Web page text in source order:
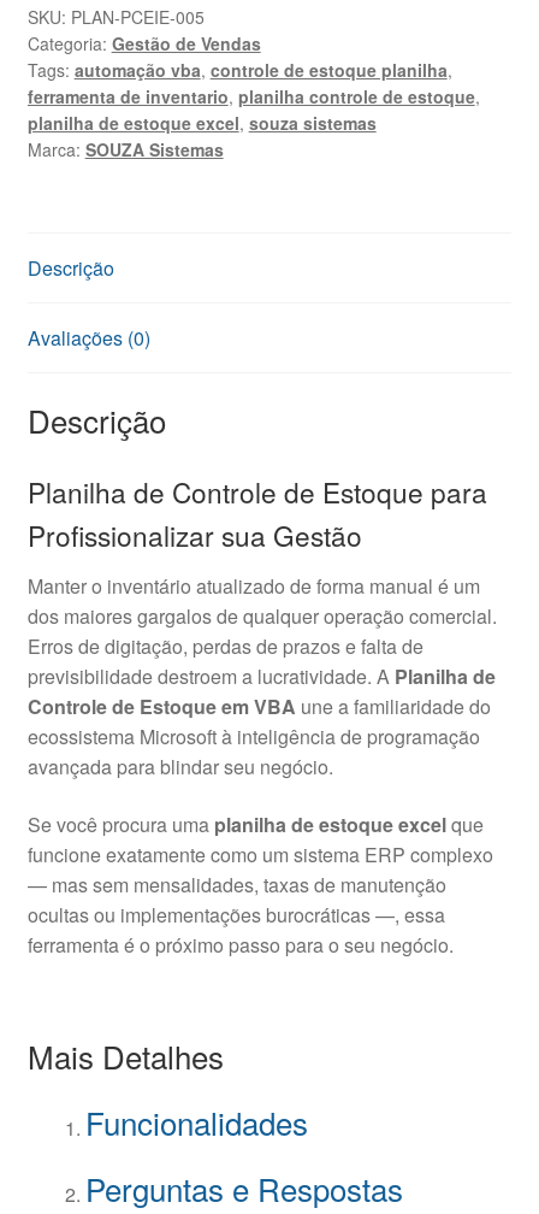
Estoque
em
Excel
VBA
|
SOUZA
SKU: PLAN-PCEIE-005
Categoria: Gestão de Vendas
Tags: automação vba, controle de estoque planilha,
ferramenta de inventario, planilha controle de estoque,
planilha de estoque excel, souza sistemas
Marca: SOUZA Sistemas
Descrição
Avaliações (0)
Descrição
Planilha de Controle de Estoque para
Profissionalizar sua Gestão
Manter o inventário atualizado de forma manual é um
dos maiores gargalos de qualquer operação comercial.
Erros de digitação, perdas de prazos e falta de
previsibilidade destroem a lucratividade. A Planilha de
Controle de Estoque em VBA une a familiaridade do
ecossistema Microsoft à inteligência de programação
avançada para blindar seu negócio.
Se você procura uma planilha de estoque excelque
funcione exatamente como um sistema ERP complexo
— mas sem mensalidades, taxas de manutenção
ocultas ou implementações burocráticas —, essa
ferramenta é o próximo passo para o seu negócio.
Mais Detalhes
Funcionalidades
Perguntas e Respostas